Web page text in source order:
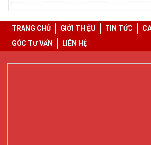
TRANG CHỦ GIỚI THIỆU TIN TỨC
GÓC TƯ VẤN
LIÊN HỆ